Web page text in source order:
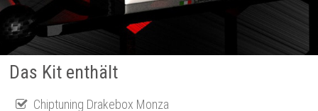
Das Kit enthält
Chiptuning Drakebox Monza